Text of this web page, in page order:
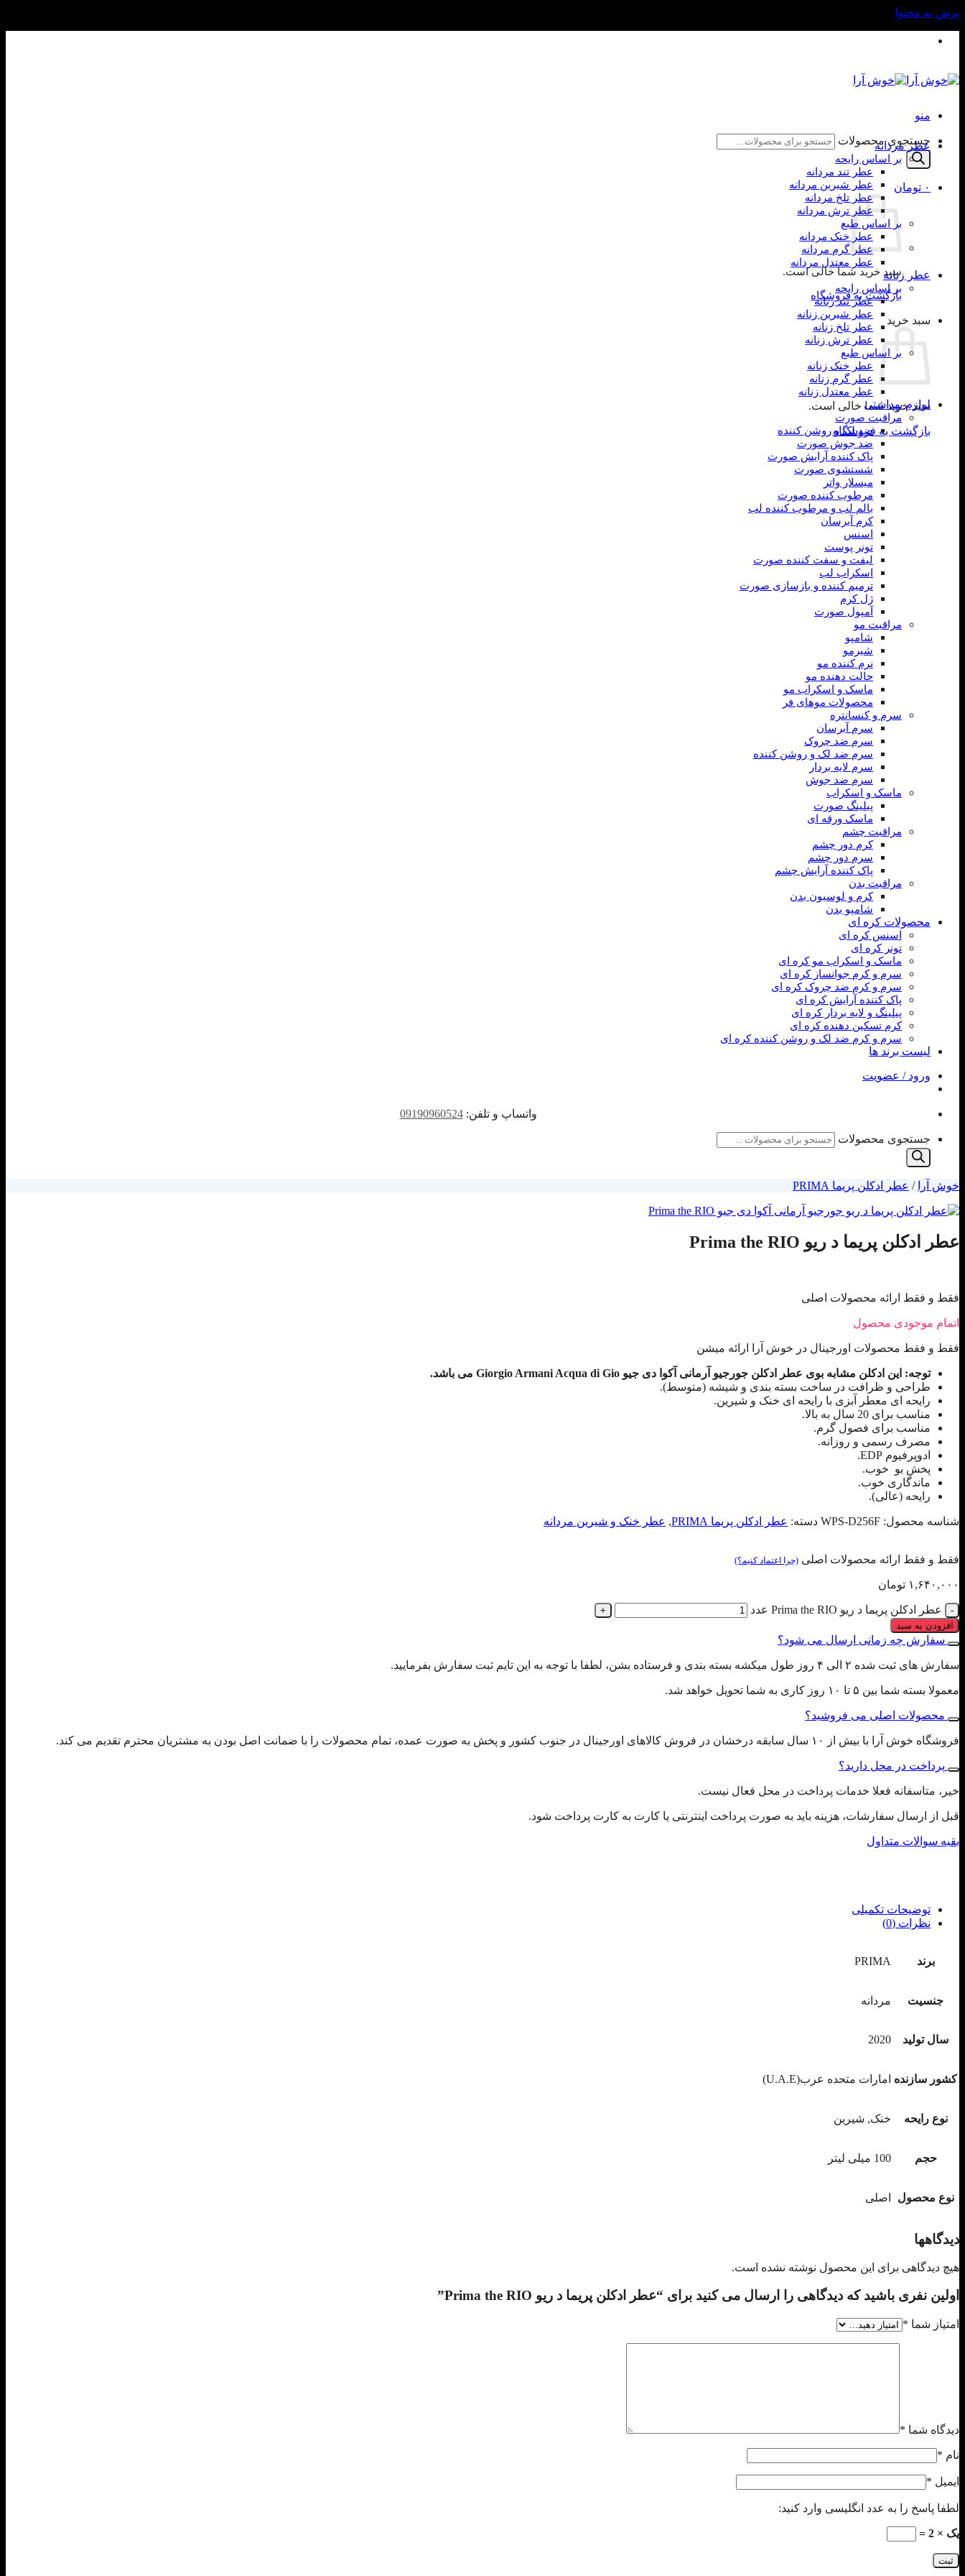
پرش به محتوا
منو
جستجوی محصولات
۰ تومان
سبد خرید شما خالی است.
بازگشت به فروشگاه
سبد خرید
سبد خرید شما خالی است.
بازگشت به فروشگاه
عطر مردانه
بر اساس رایحه
عطر تند مردانه
عطر شیرین مردانه
عطر تلخ مردانه
عطر ترش مردانه
بر اساس طبع
عطر خنک مردانه
عطر گرم مردانه
عطر معتدل مردانه
عطر زنانه
بر اساس رایحه
عطر تند زنانه
عطر شیرین زنانه
عطر تلخ زنانه
عطر ترش زنانه
بر اساس طبع
عطر خنک زنانه
عطر گرم زنانه
عطر معتدل زنانه
لوازم بهداشتی
مراقبت صورت
ضد لک و روشن کننده
ضد جوش صورت
پاک کننده آرایش صورت
شستشوی صورت
میسلار واتر
مرطوب کننده صورت
بالم لب و مرطوب کننده لب
کرم آبرسان
اسنس
تونر پوست
لیفت و سفت کننده صورت
اسکراب لب
ترمیم کننده و بازسازی صورت
ژل کرم
آمپول صورت
مراقبت مو
شامپو
شیرمو
نرم کننده مو
حالت دهنده مو
ماسک و اسکراب مو
محصولات موهای فر
سرم و کنسانتره
سرم آبرسان
سرم ضد چروک
سرم ضد لک و روشن کننده
سرم لایه بردار
سرم ضد جوش
ماسک و اسکراب
پیلینگ صورت
ماسک ورقه ای
مراقبت چشم
کرم دور چشم
سرم دور چشم
پاک کننده آرایش چشم
مراقبت بدن
کرم و لوسیون بدن
شامپو بدن
محصولات کره ای
اسنس کره ای
تونر کره ای
ماسک و اسکراب مو کره ای
سرم و کرم جوانساز کره ای
سرم و کرم ضد چروک کره ای
پاک کننده آرایش کره ای
پیلینگ و لایه بردار کره ای
کرم تسکین دهنده کره ای
سرم و کرم ضد لک و روشن کننده کره ای
لیست برند ها
ورود / عضویت
واتساپ و تلفن:09190960524
جستجوی محصولات
خوش آرا / عطر ادکلن پریما PRIMA
عطر ادکلن پریما د ریو Prima the RIO
فقط و فقط ارائه محصولات اصلی
اتمام موجودی محصول
فقط و فقط محصولات اورجینال در خوش آرا ارائه میشن
توجه: این ادکلن مشابه بوی عطر ادکلن جورجیو آرمانی آکوا دی جیو Giorgio Armani Acqua di Gio می باشد.
طراحی و ظرافت در ساخت بسته بندی و شیشه (متوسط).
رایحه ای معطر آبزی با رایحه ای خنک و شیرین.
مناسب برای 20 سال به بالا.
مناسب برای فصول گرم.
مصرف رسمی و روزانه.
ادوپرفیوم EDP.
پخش بو خوب.
ماندگاری خوب.
رایحه (عالی).
شناسه محصول: WPS-D256F دسته: عطر ادکلن پریما PRIMA , عطر خنک و شیرین مردانه
فقط و فقط ارائه محصولات اصلی (چرا اعتماد کنیم؟)
۱,۶۴۰,۰۰۰ تومان
عطر ادکلن پریما د ریو Prima the RIO عدد
افزودن به سبد
سفارش چه زمانی ارسال می شود؟
سفارش های ثبت شده ۲ الی ۴ روز طول میکشه بسته بندی و فرستاده بشن، لطفا با توجه به این تایم ثبت سفارش بفرمایید.
معمولا بسته شما بین ۵ تا ۱۰ روز کاری به شما تحویل خواهد شد.
محصولات اصلی می فروشید؟
فروشگاه خوش آرا با بیش از ۱۰ سال سابقه درخشان در فروش کالاهای اورجینال در جنوب کشور و پخش به صورت عمده، تمام محصولات را با ضمانت اصل بودن به مشتریان محترم تقدیم می کند.
پرداخت در محل دارید؟
خیر، متاسفانه فعلا خدمات پرداخت در محل فعال نیست.
قبل از ارسال سفارشات، هزینه باید به صورت پرداخت اینترنتی یا کارت به کارت پرداخت شود.
بقیه سوالات متداول
توضیحات تکمیلی
نظرات (0)
برند PRIMA
جنسیت مردانه
سال تولید 2020
کشور سازنده امارات متحده عرب(U.A.E)
نوع رایحه خنک, شیرین
حجم 100 میلی لیتر
نوع محصول اصلی
دیدگاهها
هیچ دیدگاهی برای این محصول نوشته نشده است.
اولین نفری باشید که دیدگاهی را ارسال می کنید برای “عطر ادکلن پریما د ریو Prima the RIO”
امتیاز شما *
دیدگاه شما *
نام *
ایمیل *
لطفا پاسخ را به عدد انگلیسی وارد کنید:
یک × 2 =